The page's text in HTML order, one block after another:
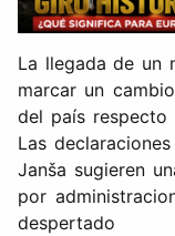
La llegada de un
marcar un
del país respecto
Las
Janša sugieren
por
despertado